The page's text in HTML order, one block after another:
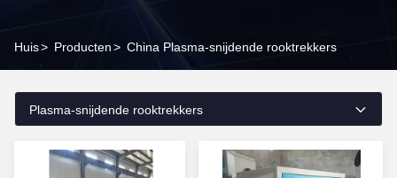
Huis> Producten> China Plasma-snijdende rooktrekkers
Plasma-snijdende rooktrekkers